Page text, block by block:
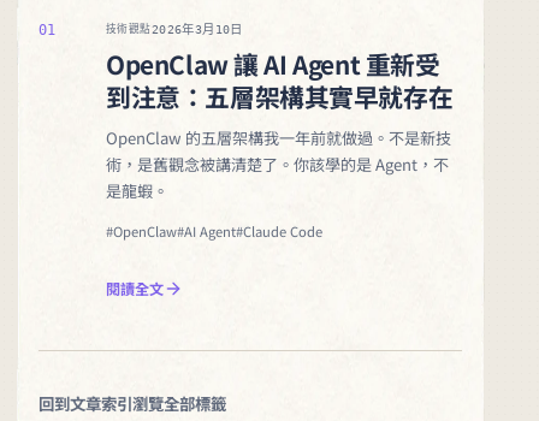
01 技術觀點2026年3月10日
OpenClaw 讓 AI Agent 重新受
到注意：五層架構其實早就存在
OpenClaw 的五層架構我一年前就做過。不是新技
術，是舊觀念被講清楚了。你該學的是 Agent，不
是龍蝦。
#OpenClaw#AI Agent#Claude Code
閱讀全文
回到文章索引瀏覽全部標籤